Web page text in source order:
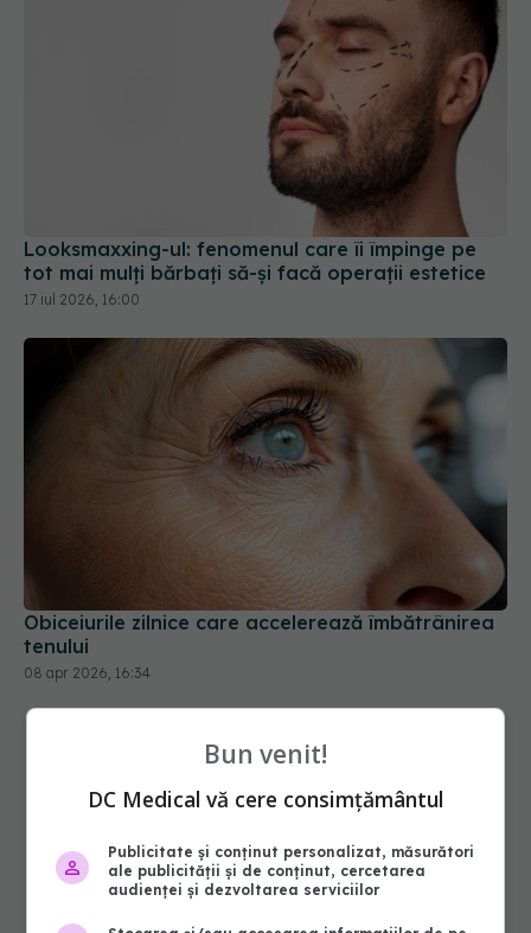
Looksmaxxing-ul: fenomenul care îi împinge pe
tot mai mulți bărbați să-și facă operații estetice
17 iul 2026, 16:00
Obiceiurile zilnice care accelerează îmbătrânirea
tenului
08 apr 2026, 16:34
Bun venit!
DC Medical vă cere consimțământul
Publicitate și conținut personalizat, măsurători
ale publicității și de conținut, cercetarea
audienței și dezvoltarea serviciilor